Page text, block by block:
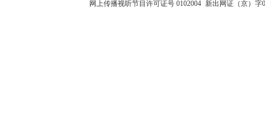
网上传播视听节目许可证号 0102004 新出网证（京）